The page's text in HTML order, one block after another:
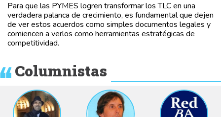
Para que las PYMES logren transformar los TLC en una
verdadera palanca de crecimiento, es fundamental que dejen
de ver estos acuerdos como simples documentos legales y
comiencen a verlos como herramientas estratégicas de
competitividad.
Columnistas